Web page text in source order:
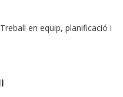
en equip, planificació i